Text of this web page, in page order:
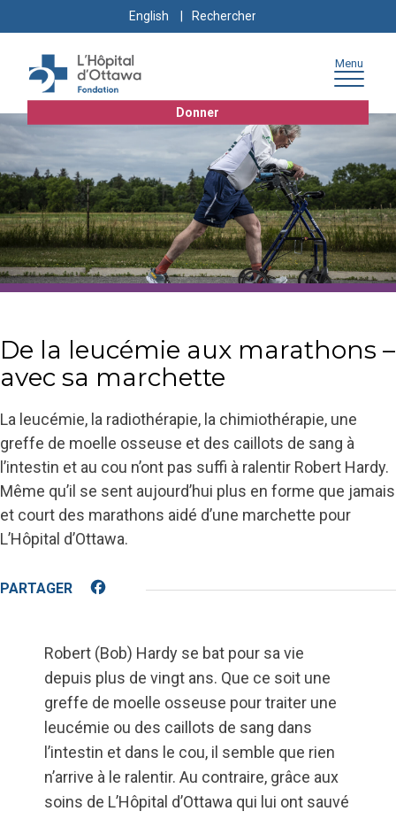
to
content
to
navigation
to
sitemap
English
Search
for:
Donner
Menu
De la leucémie aux marathons –
avec sa marchette
La leucémie, la radiothérapie, la chimiothérapie, une
greffe de moelle osseuse et des caillots de sang à
l’intestin et au cou n’ont pas suffi à ralentir Robert Hardy.
Même qu’il se sent aujourd’hui plus en forme que jamais
et court des marathons aidé d’une marchette pour
L’Hôpital d’Ottawa.
Facebook
Robert (Bob) Hardy se bat pour sa vie
depuis plus de vingt ans. Que ce soit une
greffe de moelle osseuse pour traiter une
leucémie ou des caillots de sang dans
l’intestin et dans le cou, il semble que rien
n’arrive à le ralentir. Au contraire, grâce aux
soins de L’Hôpital d’Ottawa qui lui ont sauvé